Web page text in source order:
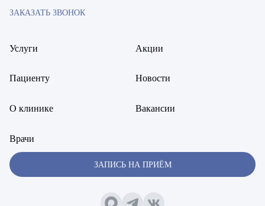
ЗАКАЗАТЬ ЗВОНОК
Услуги
Пациенту
О клинике
Врачи
Акции
Новости
Вакансии
ЗАПИСЬ НА ПРИЁМ
Бурмистров Аркадий Валерьевич
Вакуленчик Николай Сергеевич
Варфоломеева Елена Александровна
Васильченко Тимур Михайлович
Винникова Кристина Юрьевна